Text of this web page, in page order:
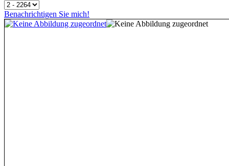
Benachrichtigen Sie mich!